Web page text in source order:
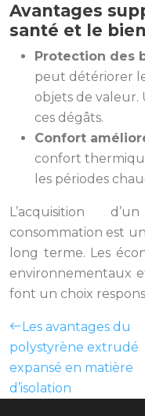
Avantages
santé et le
Protection des
peut détériorer
objets de
ces dégâts.
Confort
confort
les périodes
L’acquisition
consommation est
long terme. Les
environnementaux
font un choix
Les avantages du
polystyrène extrudé
expansé en matière
d’isolation